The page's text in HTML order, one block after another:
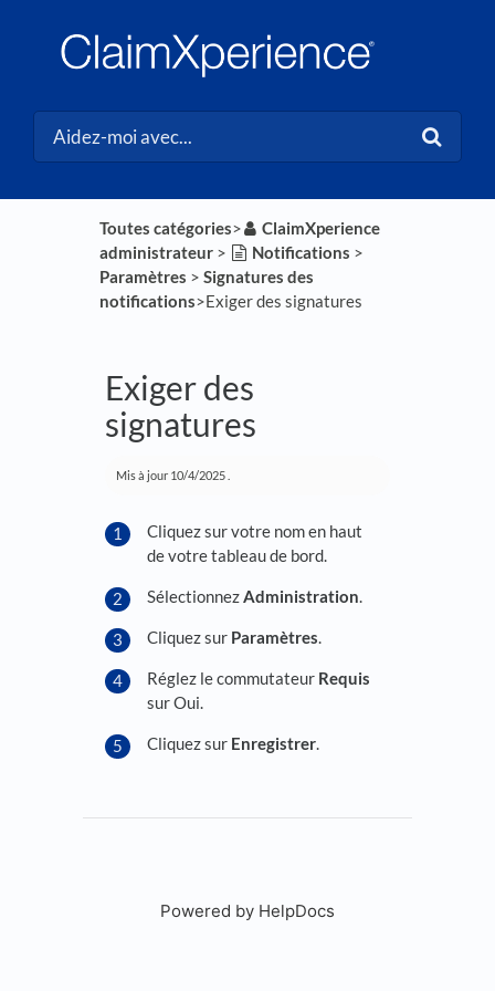
Toutes catégories​>​
​ClaimXperience
administrateur​ > ​ ​Notifications ​ > ​
Paramètres ​ > ​ ​Signatures des
notifications​>​ Exiger des signatures
Exiger des
signatures
Mis à jour 10/4/2025
Cliquez sur votre nom en haut
de votre tableau de bord.
SélectionnezAdministration.
Cliquez sur Paramètres.
Réglez le commutateur Requis
sur Oui.
Cliquez sur Enregistrer.
Powered by HelpDocs